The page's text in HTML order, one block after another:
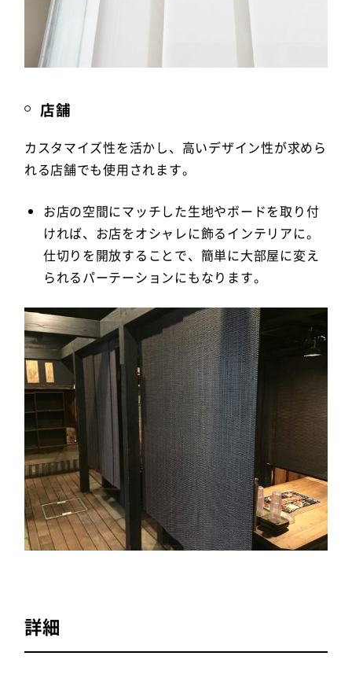
店舗
カスタマイズ性を活かし、高いデザイン性が求めら
れる店舗でも使用されます。
お店の空間にマッチした生地やボードを取り付
ければ、お店をオシャレに飾るインテリアに。
仕切りを開放することで、簡単に大部屋に変え
られるパーテーションにもなります。
詳細